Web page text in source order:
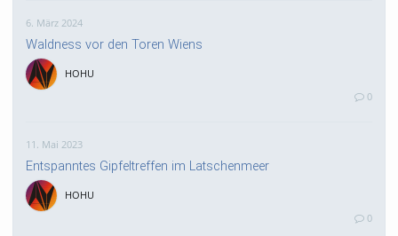
6. März 2024
Waldness vor den Toren Wiens
HOHU
0
11. Mai 2023
Entspanntes Gipfeltreffen im Latschenmeer
HOHU
0